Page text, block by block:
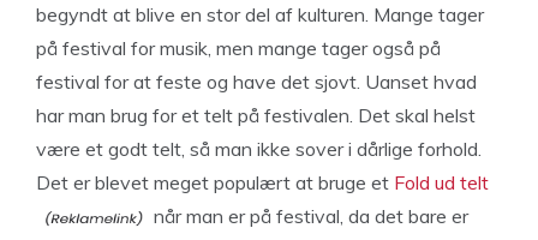
begyndt at blive en stor del af kulturen. Mange tager
på festival for musik, men mange tager også på
festival for at feste og have det sjovt. Uanset hvad
har man brug for et telt på festivalen. Det skal helst
være et godt telt, så man ikke sover i dårlige forhold.
Det er blevet meget populært at bruge et Fold ud telt
når man er på festival, da det bare er